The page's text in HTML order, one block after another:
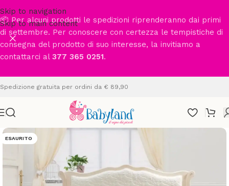
Skip to navigation
Skip to main content
📦 Per alcuni prodotti le spedizioni riprenderanno dai primi
di settembre. Per conoscere con certezza le tempistiche di
consegna del prodotto di suo interesse, la invitiamo a
contattarci al 377 365 0251.
Spedizione gratuita per ordini da € 89,90
ESAURITO